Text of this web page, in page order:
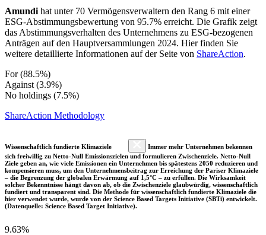
Amundi hat unter 70 Vermögensverwaltern den Rang 6 mit einer
ESG-Abstimmungsbewertung von 95.7% erreicht. Die Grafik zeigt
das Abstimmungsverhalten des Unternehmens zu ESG-bezogenen
Anträgen auf den Hauptversammlungen 2024. Hier finden Sie
weitere detaillierte Informationen auf der Seite von ShareAction.
For (88.5%)
Against (3.9%)
No holdings (7.5%)
ShareAction Methodology
Wissenschaftlich fundierte Klimaziele
Immer mehr Unternehmen bekennen
sich freiwillig zu Netto-Null Emissionszielen und formulieren Zwischenziele. Netto-Null
Ziele geben an, wie viele Emissionen ein Unternehmen bis spätestens 2050 reduzieren und
kompensieren muss, um den Unternehmensbeitrag zur Erreichung der Pariser Klimaziele
– die Begrenzung der globalen Erwärmung auf 1,5°C – zu erfüllen. Die Wirksamkeit
solcher Bekenntnisse hängt davon ab, ob die Zwischenziele glaubwürdig, wissenschaftlich
fundiert und transparent sind. Die Methode für wissenschaftlich fundierte Klimaziele die
hier verwendet wurde, wurde von der Science Based Targets Initiative (SBTi) entwickelt.
(Datenquelle: Science Based Target Initiative).
9.63%